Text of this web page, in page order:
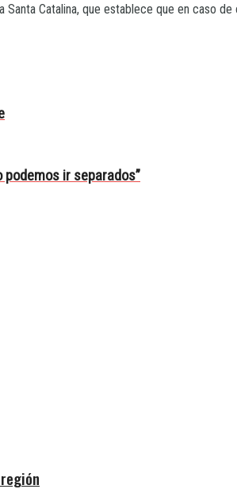
Catalina, que establece que en caso
podemos ir separados”